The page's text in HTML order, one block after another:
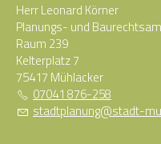
Herr Leonard Körner
Planungs- und
Raum 239
Kelterplatz 7
75417 Mühlacker
07041 876-258
st dtpl n ng st dt-m